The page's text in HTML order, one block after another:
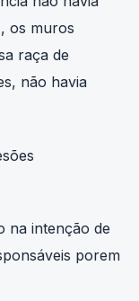
não havia
os muros
raça de
não havia
na intenção de
porem